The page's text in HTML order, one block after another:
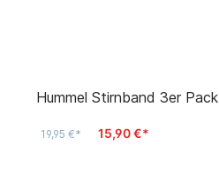
Hummel Stirnband 3er Pack
19,95 €* 15,90 €*